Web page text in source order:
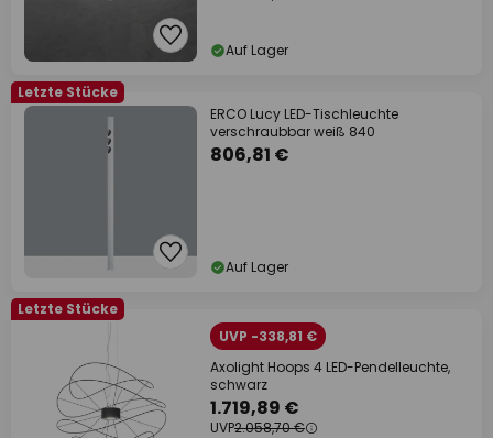
Auf Lager
Letzte Stücke
ERCO Lucy LED-Tischleuchte
verschraubbar weiß 840
806,81 €
Auf Lager
Letzte Stücke
UVP -338,81 €
Axolight Hoops 4 LED-Pendelleuchte,
schwarz
1.719,89 €
UVP2.058,70 €